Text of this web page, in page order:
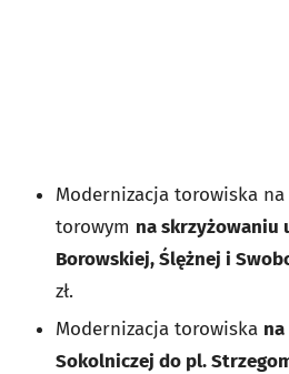
Modernizacja torowiska
torowym na skrzyżowaniu
Borowskiej, Ślężnej i
zł.
Modernizacja torowiska
Sokolniczej do pl.